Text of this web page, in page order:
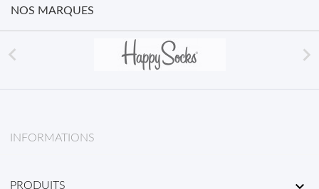
NOS MARQUES
 
INFORMATIONS
PRODUITS